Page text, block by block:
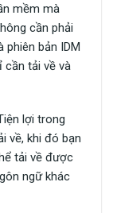
mềm mà
cần phải
phiên bản IDM
cần tải về và
lợi trong
về, khi đó bạn
tải về được
ngữ khác